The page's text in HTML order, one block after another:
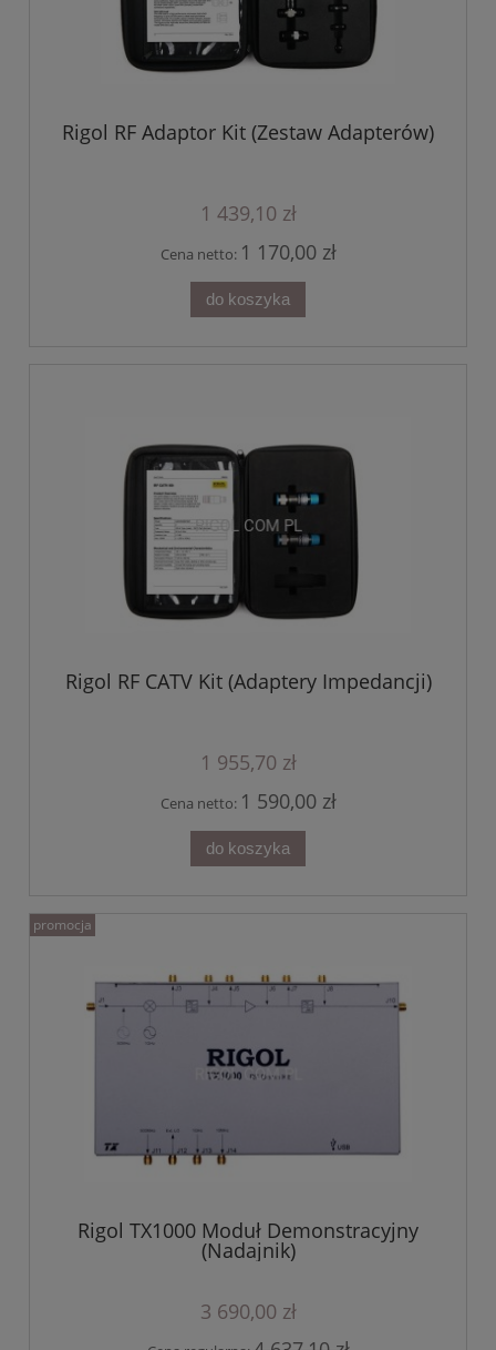
Rigol RF Adaptor Kit (Zestaw Adapterów)
1 439,10 zł
Cena netto: 1 170,00 zł
do koszyka
Rigol RF CATV Kit (Adaptery Impedancji)
1 955,70 zł
Cena netto: 1 590,00 zł
do koszyka
Rigol TX1000 Moduł Demonstracyjny
(Nadajnik)
3 690,00 zł
promocja